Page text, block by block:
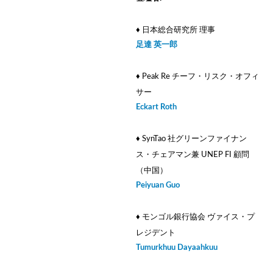
♦ 日本総合研究所 理事
足達 英一郎
♦ Peak Re チーフ・リスク・オフィ
サー
Eckart Roth
♦ SynTao 社グリーンファイナン
ス・チェアマン兼 UNEP FI 顧問
（中国）
Peiyuan Guo
♦ モンゴル銀行協会 ヴァイス・プ
レジデント
Tumurkhuu Dayaahkuu